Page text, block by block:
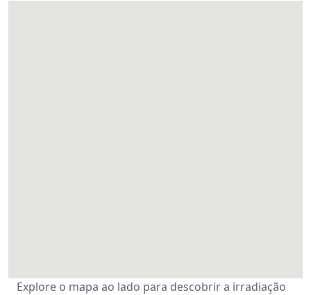
Explore o mapa ao lado para descobrir a irradiação